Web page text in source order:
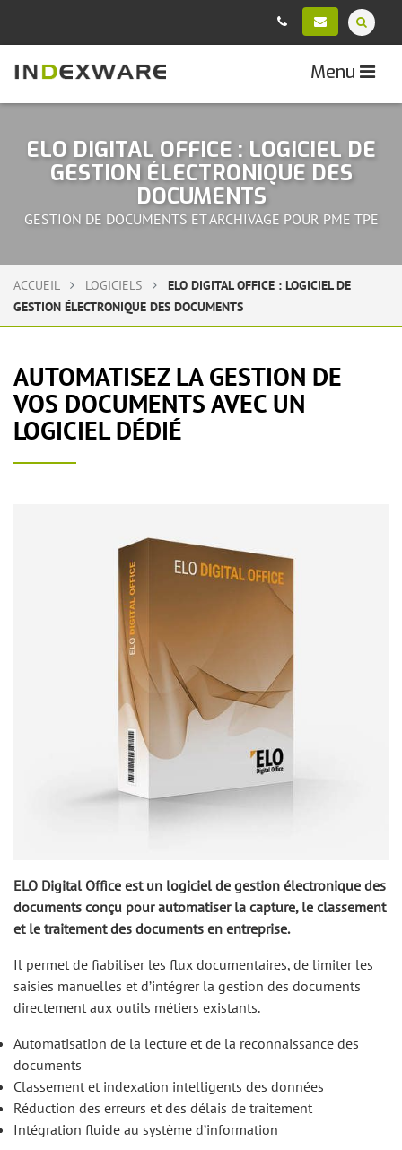
ELO DIGITAL OFFICE : LOGICIEL DE
GESTION ÉLECTRONIQUE DES
DOCUMENTS
GESTION DE DOCUMENTS ET ARCHIVAGE POUR PME TPE
ACCUEIL LOGICIELS
ELO DIGITAL OFFICE : LOGICIEL DE
GESTION ÉLECTRONIQUE DES DOCUMENTS
AUTOMATISEZ LA GESTION DE
VOS DOCUMENTS AVEC UN
LOGICIEL DÉDIÉ
ELO Digital Office est un logiciel de gestion électronique des
documents conçu pour automatiser la capture, le classement
et le traitement des documents en entreprise.
Il permet de fiabiliser les flux documentaires, de limiter les
saisies manuelles et d’intégrer la gestion des documents
directement aux outils métiers existants.
Automatisation de la lecture et de la reconnaissance des
documents
Classement et indexation intelligents des données
Réduction des erreurs et des délais de traitement
Intégration fluide au système d’information
Menu